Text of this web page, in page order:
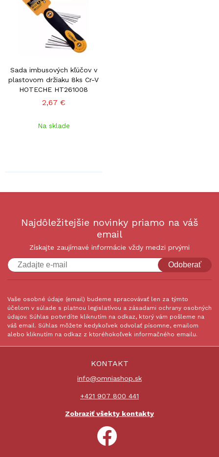
Sada imbusových kľúčov v
plastovom držiaku 8ks Cr-V
HOTECHE HT261008
2,67 €
Na sklade
Najdôležitejšie novinky priamo na váš
email
Získajte zaujímavé informácie vždy medzi prvými
Odoberať
Vaše osobné údaje (email) budeme spracovávať len za týmto
účelom v súlade s platnou legislatívou a zásadami ochrany osobných
údajov. Súhlas potvrdíte kliknutím na odkaz, ktorý vám pošleme na
váš email. Súhlas môžete kedykoľvek odvolať písomne, emailom
alebo kliknutím na odkaz z ktoréhokoľvek informačného emailu.
KONTAKT
info@omniashop.sk
+421 907 800 441
Zobraziť všekty kontakty